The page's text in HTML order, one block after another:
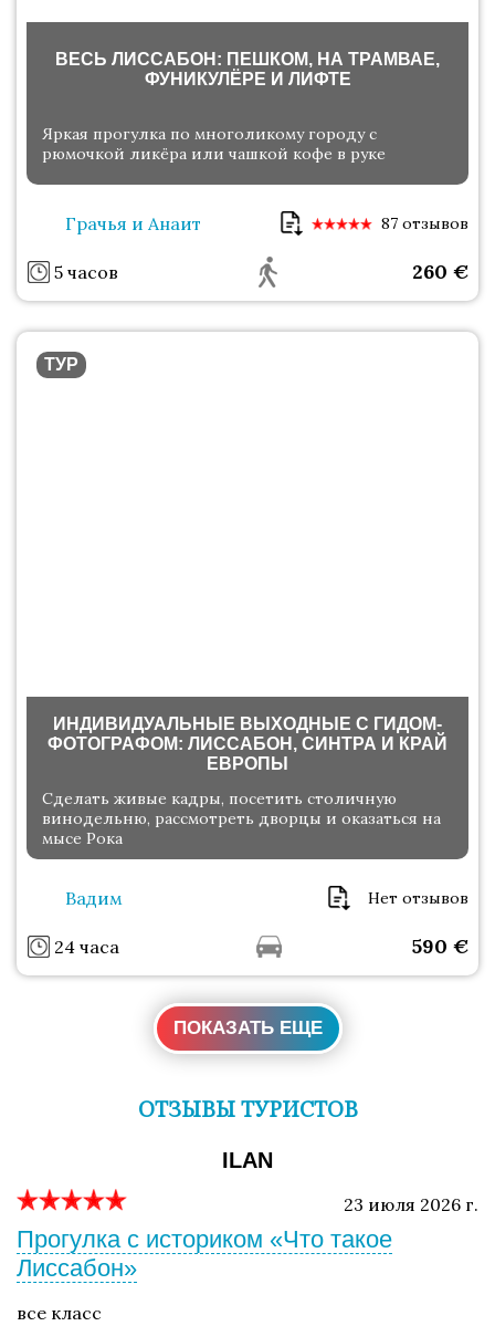
ВЕСЬ ЛИССАБОН: ПЕШКОМ, НА ТРАМВАЕ,
ФУНИКУЛЁРЕ И ЛИФТЕ
Яркая прогулка по многоликому городу с
рюмочкой ликёра или чашкой кофе в руке
Грачья и Анаит 87 отзывов
5 часов 260 €
ТУР
ИНДИВИДУАЛЬНЫЕ ВЫХОДНЫЕ С ГИДОМ-
ФОТОГРАФОМ: ЛИССАБОН, СИНТРА И КРАЙ
ЕВРОПЫ
Сделать живые кадры, посетить столичную
винодельню, рассмотреть дворцы и оказаться на
мысе Рока
Вадим Нет отзывов
24 часа 590 €
ПОКАЗАТЬ ЕЩЕ
ОТЗЫВЫ ТУРИСТОВ
ILAN
23 июля 2026 г.
Прогулка с историком «Что такое
Лиссабон»
все класс